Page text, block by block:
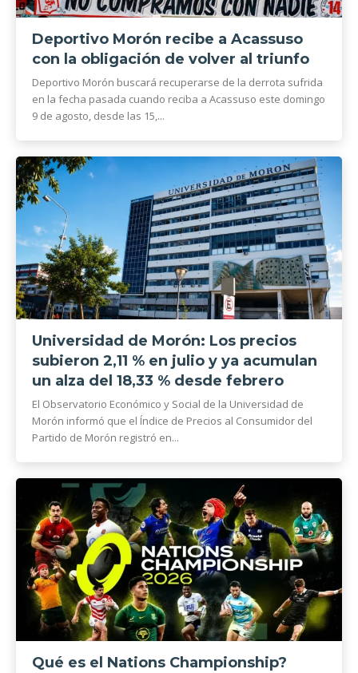
Deportivo Morón recibe a Acassuso
con la obligación de volver al triunfo
Deportivo Morón buscará recuperarse de la derrota sufrida
en la fecha pasada cuando reciba a Acassuso este domingo
9 de agosto, desde las 15,...
Universidad de Morón: Los precios
subieron 2,11 % en julio y ya acumulan
un alza del 18,33 % desde febrero
El Observatorio Económico y Social de la Universidad de
Morón informó que el Índice de Precios al Consumidor del
Partido de Morón registró en...
Qué es el Nations Championship?